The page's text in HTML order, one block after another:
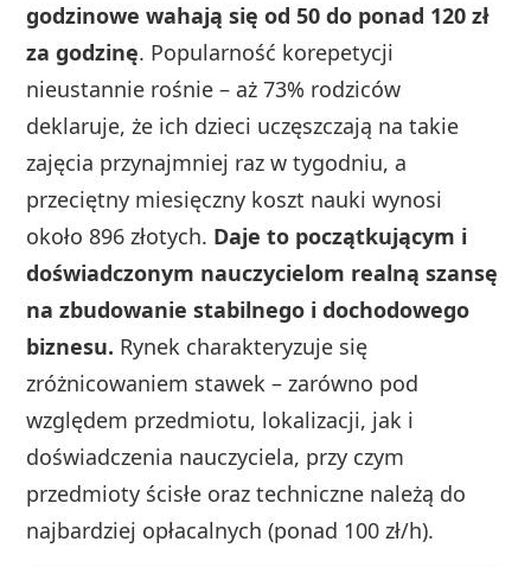
godzinowe wahają się od 50 do ponad 120 zł
za godzinę. Popularność korepetycji
nieustannie rośnie – aż 73% rodziców
deklaruje, że ich dzieci uczęszczają na takie
zajęcia przynajmniej raz w tygodniu, a
przeciętny miesięczny koszt nauki wynosi
około 896 złotych. Daje to początkującym i
doświadczonym nauczycielom realną szansę
na zbudowanie stabilnego i dochodowego
biznesu. Rynek charakteryzuje się
zróżnicowaniem stawek – zarówno pod
względem przedmiotu, lokalizacji, jak i
doświadczenia nauczyciela, przy czym
przedmioty ścisłe oraz techniczne należą do
najbardziej opłacalnych (ponad 100 zł/h).